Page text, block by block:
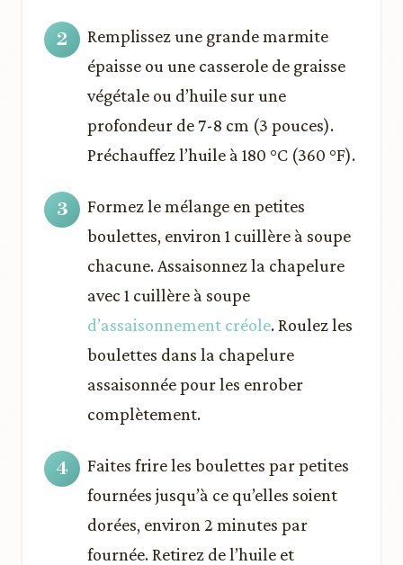
Remplissez une grande marmite
épaisse ou une casserole de graisse
végétale ou d’huile sur une
profondeur de 7-8 cm (3 pouces).
Préchauffez l’huile à 180 °C (360 °F).
Formez le mélange en petites
boulettes, environ 1 cuillère à soupe
chacune. Assaisonnez la chapelure
avec 1 cuillère à soupe
d’assaisonnement créole. Roulez les
boulettes dans la chapelure
assaisonnée pour les enrober
complètement.
Faites frire les boulettes par petites
fournées jusqu’à ce qu’elles soient
dorées, environ 2 minutes par
fournée. Retirez de l’huile et